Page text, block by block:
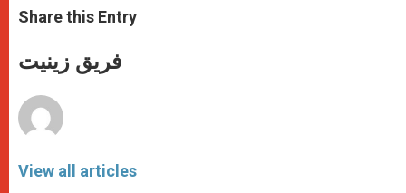
t
s
p
p
s
e
g
e
e
b
o
k
Share this Entry
فريق زينيت
View all articles